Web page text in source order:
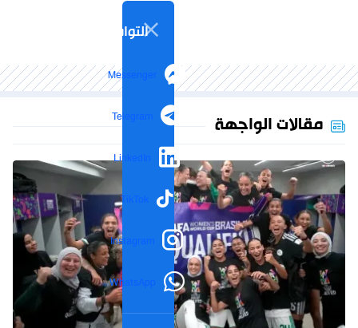
التواصل الاجتماعي
Messenger
Telegram
LinkedIn
TikTok
Instagram
WhatsApp
مقالات الواجهة